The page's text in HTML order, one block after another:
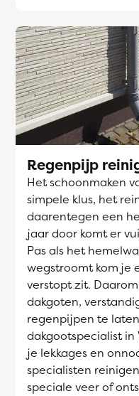
Regenpijp
Het schoonmaken
simpele klus, het
daarentegen een
jaar door komt er
Pas als het
wegstroomt kom je
verstopt zit.
dakgoten,
regenpijpen te
dakgootspecialist in
je lekkages en
specialisten
speciale veer of